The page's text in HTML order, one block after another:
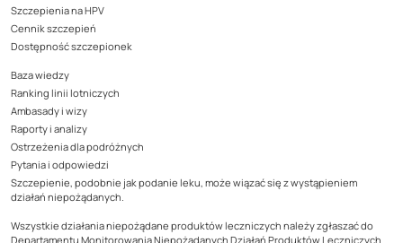
Szczepienia na HPV
Cennik szczepień
Dostępność szczepionek
Baza wiedzy
Ranking linii lotniczych
Ambasady i wizy
Raporty i analizy
Ostrzeżenia dla podróżnych
Pytania i odpowiedzi
Szczepienie, podobnie jak podanie leku, może wiązać się z wystąpieniem
działań niepożądanych.
Wszystkie działania niepożądane produktów leczniczych należy zgłaszać do
Departamentu Monitorowania Niepożądanych Działań Produktów Leczniczych